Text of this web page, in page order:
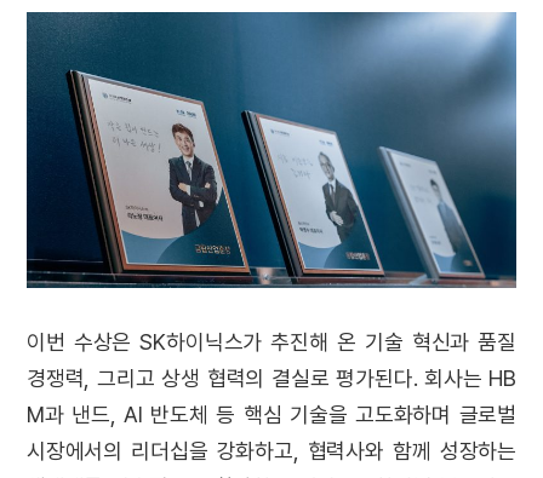
이번 수상은 SK하이닉스가 추진해 온 기술 혁신과 품질
경쟁력, 그리고 상생 협력의 결실로 평가된다. 회사는 HB
M과 낸드, AI 반도체 등 핵심 기술을 고도화하며 글로벌
시장에서의 리더십을 강화하고, 협력사와 함께 성장하는